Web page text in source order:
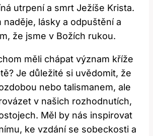
utrpení a smrt Ježíše Krista.
naděje, lásky a odpuštění a
že jsme v Božích rukou.
měli chápat význam kříže
Je důležité si uvědomit, že
nebo talismanem, ale
v našich rozhodnutích,
Měl by nás inspirovat
ke vzdání se sobeckosti a